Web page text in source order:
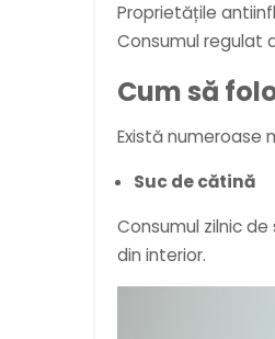
Proprietățile
Consumul regulat
Cum să
Există numeroase
Suc de cătină
Consumul zilnic
din interior.